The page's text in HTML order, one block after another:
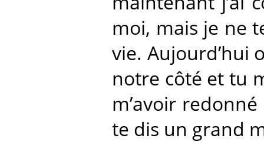
moi, mais je ne
vie. Aujourd’hui
notre côté et tu
m’avoir
te dis un grand